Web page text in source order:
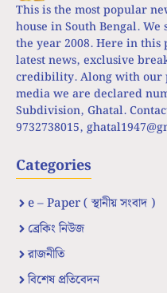
This is the most popular
house in South Bengal.
the year 2008. Here in
latest news, exclusive
credibility. Along with
media we are declared
Subdivision, Ghatal.
9732738015,
Categories
e – Paper ( স্থানীয় সংবাদ )
ব্রেকিং নিউজ
রাজনীতি
বিশেষ প্রতিবেদন